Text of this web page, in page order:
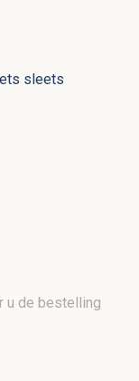
sleets
u de bestelling